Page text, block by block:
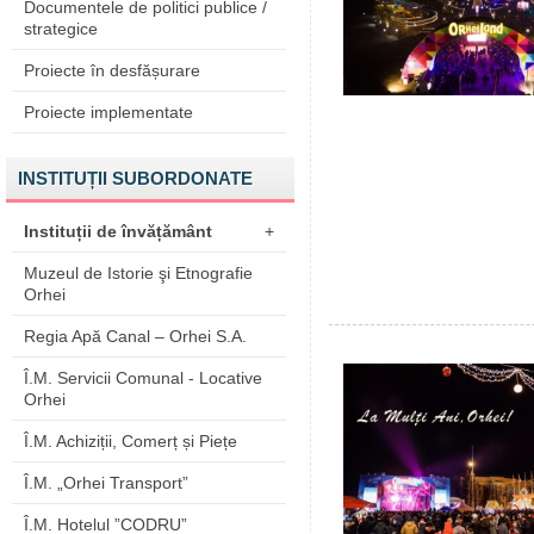
Documentele de politici publice /
strategice
Proiecte în desfășurare
Proiecte implementate
INSTITUȚII SUBORDONATE
Instituții de învățământ +
Muzeul de Istorie şi Etnografie
Orhei
Regia Apă Canal – Orhei S.A.
Î.M. Servicii Comunal - Locative
Orhei
Î.M. Achiziții, Comerț și Piețe
Î.M. „Orhei Transport”
Î.M. Hotelul ”CODRU”